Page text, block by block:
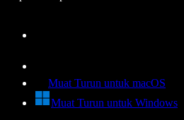
Muat Turun untuk macOS
Muat Turun untuk Windows